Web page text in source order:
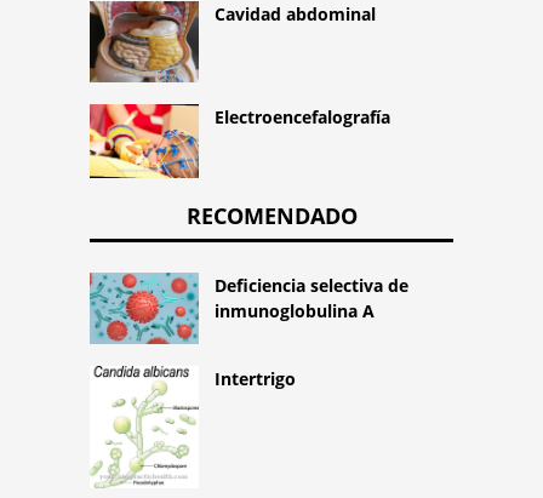
Cavidad abdominal
Electroencefalografía
RECOMENDADO
Deficiencia selectiva de
inmunoglobulina A
Intertrigo